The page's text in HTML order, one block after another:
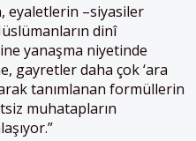
eyaletlerin –siyasiler
dinî
yanaşma niyetinde
gayretler daha çok ‘ara
tanımlanan formüllerin
muhatapların